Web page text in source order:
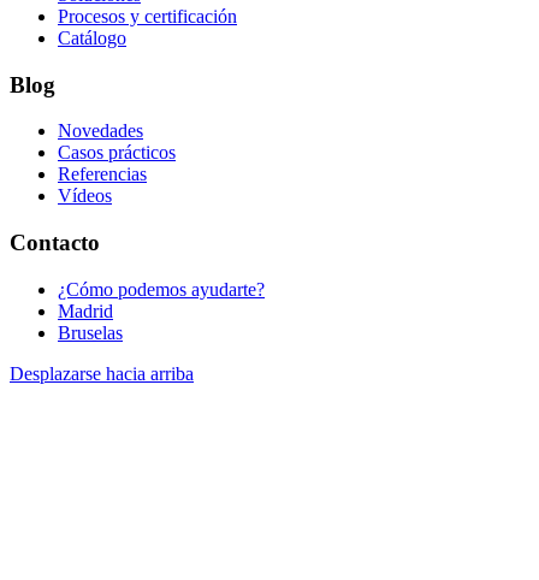
Procesos y certificación
Catálogo
Blog
Novedades
Casos prácticos
Referencias
Vídeos
Contacto
¿Cómo podemos ayudarte?
Madrid
Bruselas
Desplazarse hacia arriba